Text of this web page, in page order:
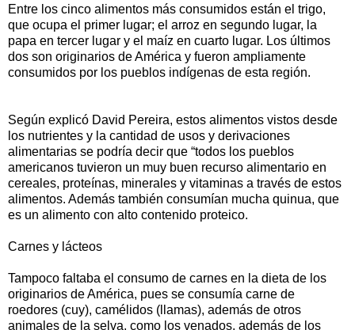
Entre los cinco alimentos más consumidos están el trigo,
que ocupa el primer lugar; el arroz en segundo lugar, la
papa en tercer lugar y el maíz en cuarto lugar. Los últimos
dos son originarios de América y fueron ampliamente
consumidos por los pueblos indígenas de esta región.
Según explicó David Pereira, estos alimentos vistos desde
los nutrientes y la cantidad de usos y derivaciones
alimentarias se podría decir que “todos los pueblos
americanos tuvieron un muy buen recurso alimentario en
cereales, proteínas, minerales y vitaminas a través de estos
alimentos. Además también consumían mucha quinua, que
es un alimento con alto contenido proteico.
Carnes y lácteos
Tampoco faltaba el consumo de carnes en la dieta de los
originarios de América, pues se consumía carne de
roedores (cuy), camélidos (llamas), además de otros
animales de la selva, como los venados, además de los